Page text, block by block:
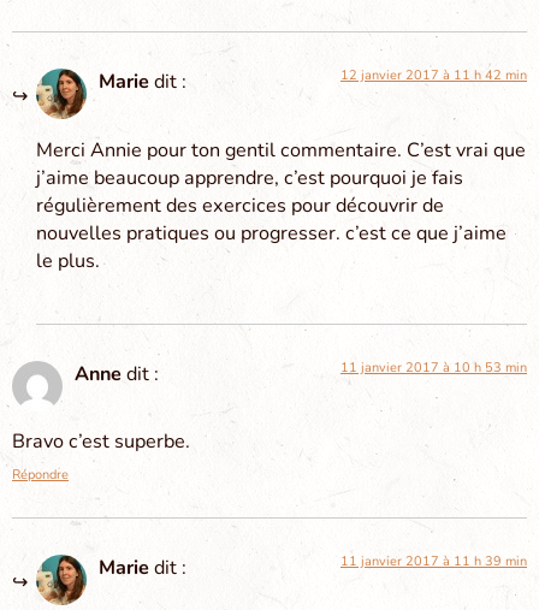
Mariedit : 12 janvier 2017 à 11 h 42 min
Merci Annie pour ton gentil commentaire. C’est vrai que
j’aime beaucoup apprendre, c’est pourquoi je fais
régulièrement des exercices pour découvrir de
nouvelles pratiques ou progresser. c’est ce que j’aime
le plus.
Annedit : 11 janvier 2017 à 10 h 53 min
Bravo c’est superbe.
Répondre
Mariedit : 11 janvier 2017 à 11 h 39 min